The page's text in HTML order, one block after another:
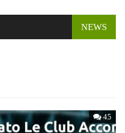
NEWS
45